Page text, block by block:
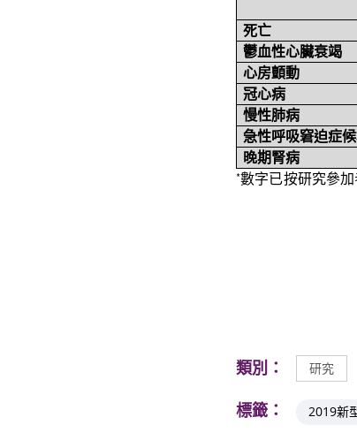
死亡
鬱血性心臟衰竭
心房顫動
冠心病
慢性肺病
急性呼吸窘迫症
晚期腎病
*數字已按研究參
類別： 研究
標籤： 2019新